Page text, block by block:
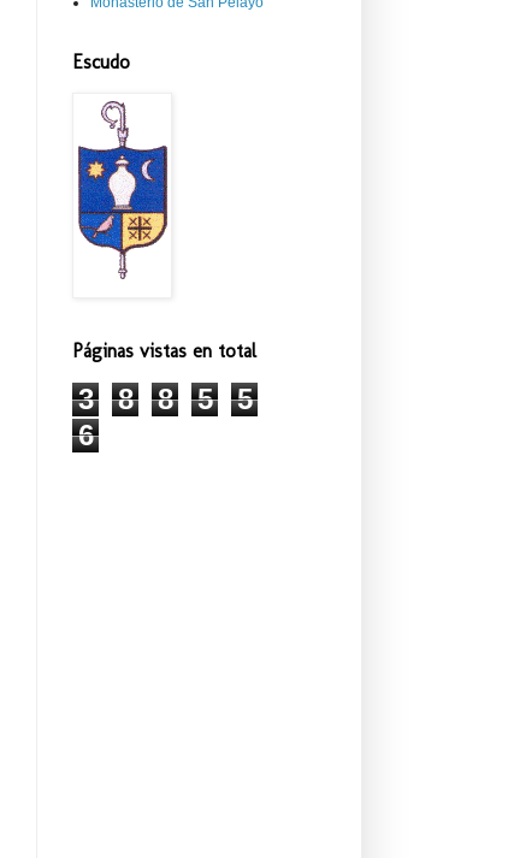
Escudo
Páginas vistas en total
3 8 8 5
5
6